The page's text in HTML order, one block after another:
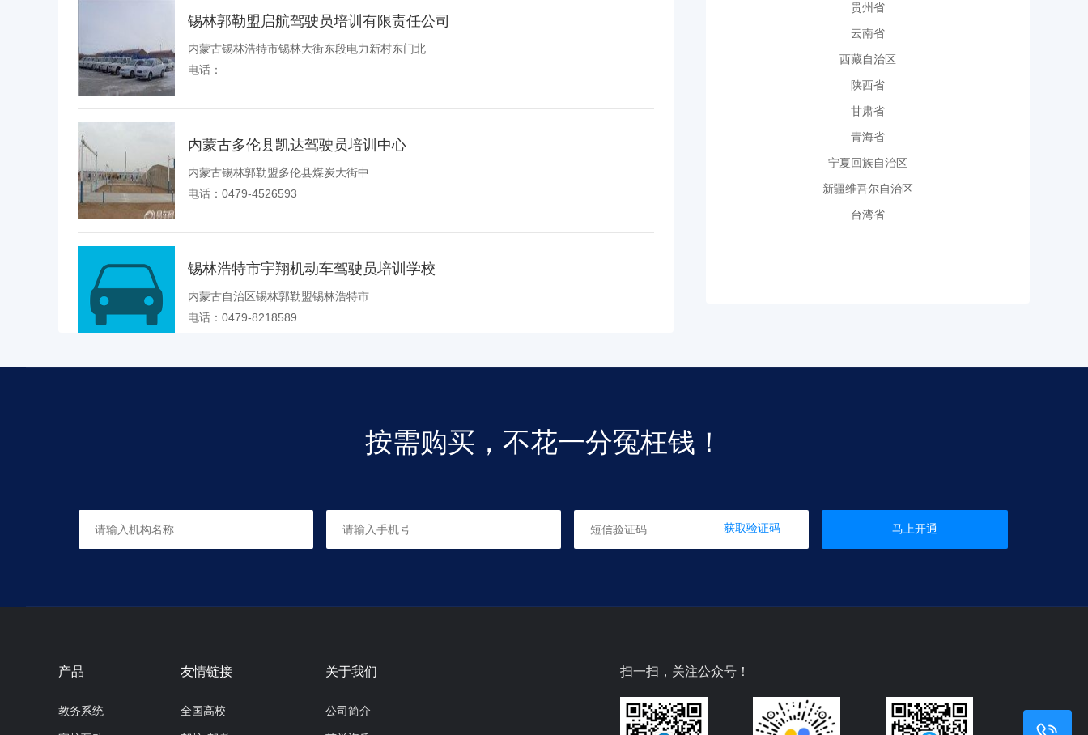
锡林郭勒盟启航驾驶员培训有限责任公司
内蒙古锡林浩特市锡林大街东段电力新村东门北
电话：
内蒙古多伦县凯达驾驶员培训中心
内蒙古锡林郭勒盟多伦县煤炭大街中
电话：0479-4526593
锡林浩特市宇翔机动车驾驶员培训学校
内蒙古自治区锡林郭勒盟锡林浩特市
电话：0479-8218589
锡盟恒安机动车驾驶员培训学校
内蒙古锡林浩特市
贵州省
云南省
西藏自治区
陕西省
甘肃省
青海省
宁夏回族自治区
新疆维吾尔自治区
台湾省
按需购买，不花一分冤枉钱！
获取验证码 马上开通
产品
教务系统
友情链接
全国高校
关于我们
公司简介
扫一扫，关注公众号！